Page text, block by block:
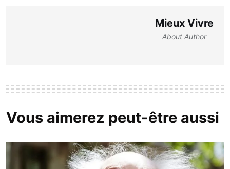
Mieux Vivre
About Author
Vous aimerez peut-être aussi